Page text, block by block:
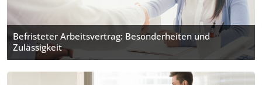
Befristeter Arbeitsvertrag: Besonderheiten und
Zulässigkeit